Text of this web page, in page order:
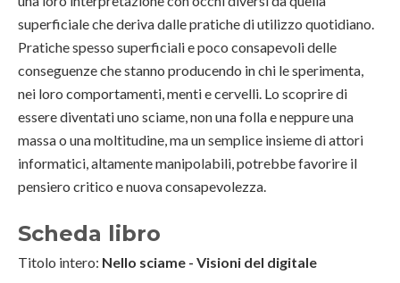
superficiale che deriva dalle pratiche di utilizzo quotidiano.
Pratiche spesso superficiali e poco consapevoli delle
conseguenze che stanno producendo in chi le sperimenta,
nei loro comportamenti, menti e cervelli. Lo scoprire di
essere diventati uno sciame, non una folla e neppure una
massa o una moltitudine, ma un semplice insieme di attori
informatici, altamente manipolabili, potrebbe favorire il
pensiero critico e nuova consapevolezza.
Scheda libro
Titolo intero: Nello sciame - Visioni del digitale